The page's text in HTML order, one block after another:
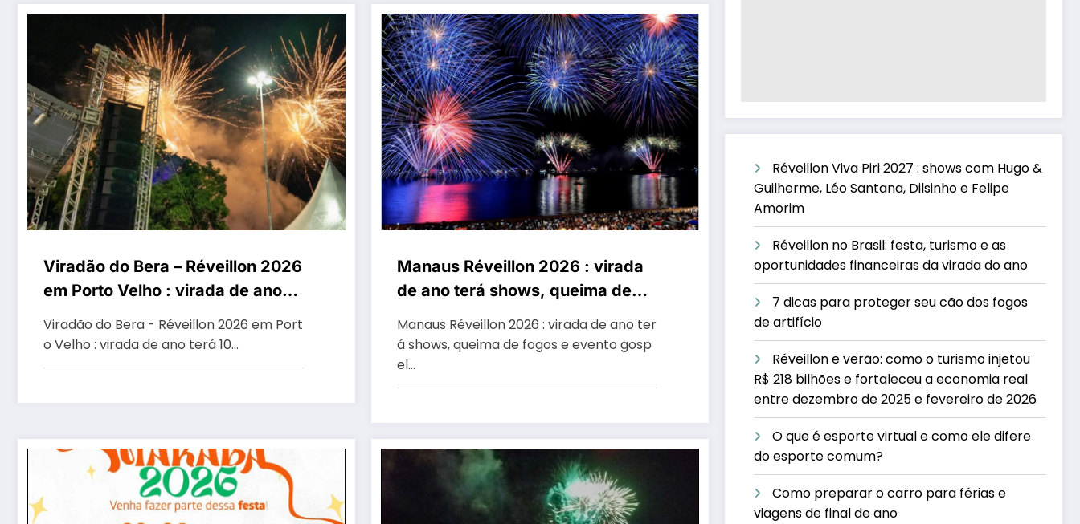
Viradão do Bera – Réveillon 2026
em Porto Velho : virada de ano
terá 10 horas de festa
Viradão do Bera - Réveillon 2026 em Port
o Velho : virada de ano terá 10…
Manaus Réveillon 2026 : virada
de ano terá shows, queima de
fogos e evento gospel
Manaus Réveillon 2026 : virada de ano ter
á shows, queima de fogos e evento gosp
el…
Réveillon Viva Piri 2027 : shows com Hugo &
Guilherme, Léo Santana, Dilsinho e Felipe
Amorim
Réveillon no Brasil: festa, turismo e as
oportunidades financeiras da virada do ano
7 dicas para proteger seu cão dos fogos
de artifício
Réveillon e verão: como o turismo injetou
R$ 218 bilhões e fortaleceu a economia real
entre dezembro de 2025 e fevereiro de 2026
O que é esporte virtual e como ele difere
do esporte comum?
Como preparar o carro para férias e
viagens de final de ano